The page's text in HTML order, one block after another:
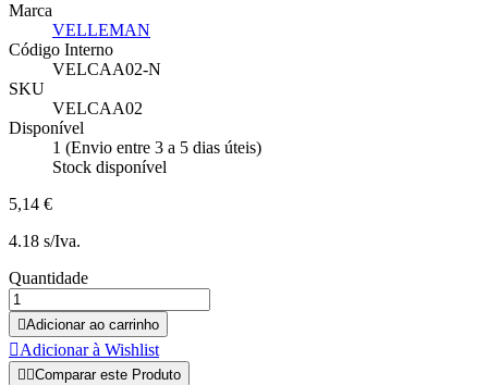
Marca
VELLEMAN
Código Interno
VELCAA02-N
SKU
VELCAA02
Disponível
1 (Envio entre 3 a 5 dias úteis)
Stock disponível
5,14 €
4.18 s/Iva.
Quantidade
Adicionar ao carrinho
Adicionar à Wishlist
 Comparar este Produto